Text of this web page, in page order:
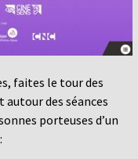
faites le tour des
autour des séances
porteuses d’un